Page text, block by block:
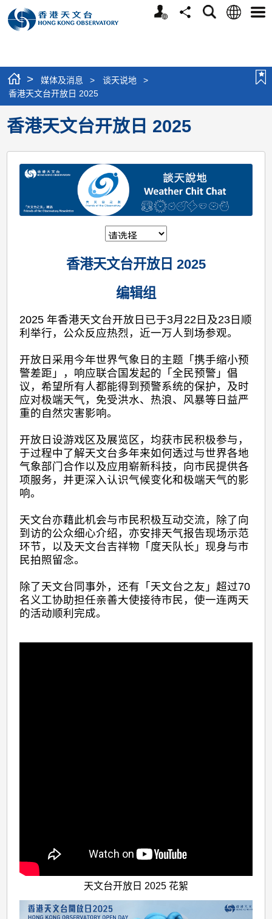
个
分
搜
语
选
> 媒体及消息 > 谈天说地
>
香港天文台开放日 2025
香港天文台开放日 2025
香港天文台开放日 2025
编辑组
2025 年香港天文台开放日已于3月22日及23日顺
利举行，公众反应热烈，近一万人到场参观。
开放日采用今年世界气象日的主题「携手缩小预
警差距」，响应联合国发起的「全民预警」倡
议，希望所有人都能得到预警系统的保护，及时
应对极端天气，免受洪水、热浪、风暴等日益严
重的自然灾害影响。
开放日设游戏区及展览区，均获市民积极参与，
于过程中了解天文台多年来如何透过与世界各地
气象部门合作以及应用崭新科技，向市民提供各
项服务，并更深入认识气候变化和极端天气的影
响。
天文台亦藉此机会与市民积极互动交流，除了向
到访的公众细心介绍，亦安排天气报告现场示范
环节，以及天文台吉祥物「度天队长」现身与市
民拍照留念。
除了天文台同事外，还有「天文台之友」超过70
名义工协助担任亲善大使接待市民，使一连两天
的活动顺利完成。
天文台开放日 2025 花絮